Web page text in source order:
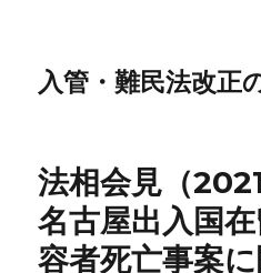
入管・難民法改正
法相会見（
名古屋出入国
容者死亡事案